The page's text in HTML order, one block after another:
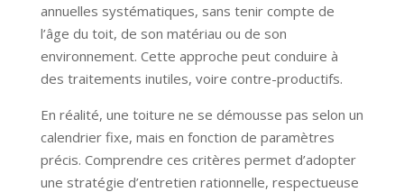
annuelles systématiques, sans tenir compte de
l’âge du toit, de son matériau ou de son
environnement. Cette approche peut conduire à
des traitements inutiles, voire contre-productifs.
En réalité, une toiture ne se démousse pas selon un
calendrier fixe, mais en fonction de paramètres
précis. Comprendre ces critères permet d’adopter
une stratégie d’entretien rationnelle, respectueuse